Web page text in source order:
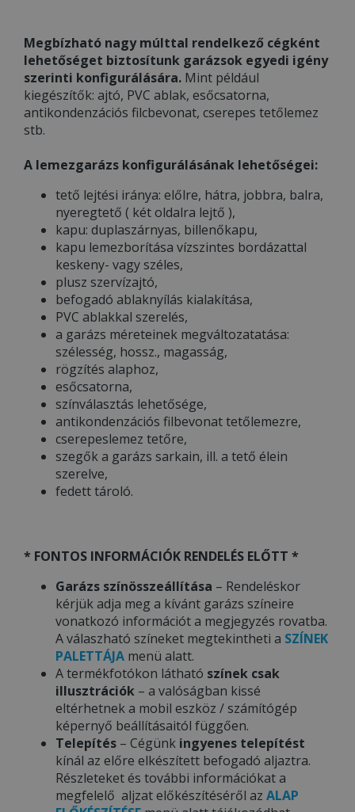
Megbízható nagy múlttal rendelkező cégként
lehetőséget biztosítunk garázsok egyedi igény
szerinti konfigurálására. Mint például
kiegészítők: ajtó, PVC ablak, esőcsatorna,
antikondenzációs filcbevonat, cserepes tetőlemez
stb.
A lemezgarázs konfigurálásának lehetőségei:
tető lejtési iránya: előlre, hátra, jobbra, balra,
nyeregtető ( két oldalra lejtő ),
kapu: duplaszárnyas, billenőkapu,
kapu lemezborítása vízszintes bordázattal
keskeny- vagy széles,
plusz szervízajtó,
befogadó ablaknyílás kialakítása,
PVC ablakkal szerelés,
a garázs méreteinek megváltozatatása:
szélesség, hossz., magasság,
rögzítés alaphoz,
esőcsatorna,
színválasztás lehetősége,
antikondenzációs filbevonat tetőlemezre,
cserepeslemez tetőre,
szegők a garázs sarkain, ill. a tető élein
szerelve,
fedett tároló.
* FONTOS INFORMÁCIÓK RENDELÉS ELŐTT *
Garázs színösszeállítása – Rendeléskor
kérjük adja meg a kívánt garázs színeire
vonatkozó információt a megjegyzés rovatba.
A válaszható színeket megtekintheti a SZÍNEK
PALETTÁJA menü alatt.
A termékfotókon látható színek csak
illusztrációk – a valóságban kissé
eltérhetnek a mobil eszköz / számítógép
képernyő beállításaitól függően.
Telepítés – Cégünk ingyenes telepítést
kínál az előre elkészített befogadó aljaztra.
Részleteket és további információkat a
megfelelő aljzat előkészítéséről az ALAP